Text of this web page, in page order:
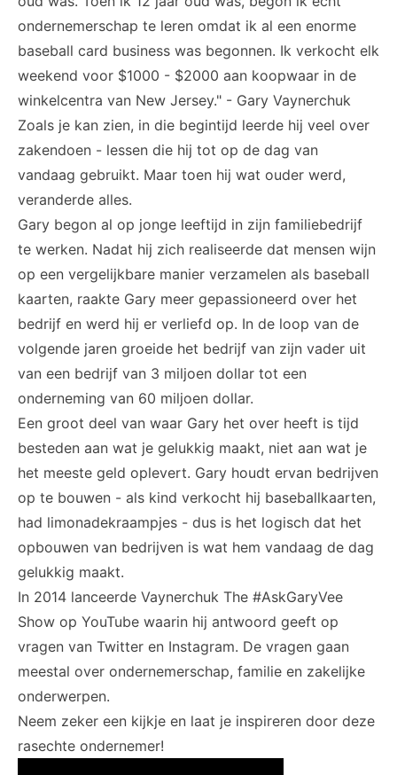
ondernemerschap te leren omdat ik al een enorme
baseball card business was begonnen. Ik verkocht elk
weekend voor $1000 - $2000 aan koopwaar in de
winkelcentra van New Jersey." - Gary Vaynerchuk
Zoals je kan zien, in die begintijd leerde hij veel over
zakendoen - lessen die hij tot op de dag van
vandaag gebruikt. Maar toen hij wat ouder werd,
veranderde alles.
Gary begon al op jonge leeftijd in zijn familiebedrijf
te werken. Nadat hij zich realiseerde dat mensen wijn
op een vergelijkbare manier verzamelen als baseball
kaarten, raakte Gary meer gepassioneerd over het
bedrijf en werd hij er verliefd op. In de loop van de
volgende jaren groeide het bedrijf van zijn vader uit
van een bedrijf van 3 miljoen dollar tot een
onderneming van 60 miljoen dollar.
Een groot deel van waar Gary het over heeft is tijd
besteden aan wat je gelukkig maakt, niet aan wat je
het meeste geld oplevert. Gary houdt ervan bedrijven
op te bouwen - als kind verkocht hij baseballkaarten,
had limonadekraampjes - dus is het logisch dat het
opbouwen van bedrijven is wat hem vandaag de dag
gelukkig maakt.
In 2014 lanceerde Vaynerchuk The #AskGaryVee
Show op YouTube waarin hij antwoord geeft op
vragen van Twitter en Instagram. De vragen gaan
meestal over ondernemerschap, familie en zakelijke
onderwerpen.
Neem zeker een kijkje en laat je inspireren door deze
rasechte ondernemer!